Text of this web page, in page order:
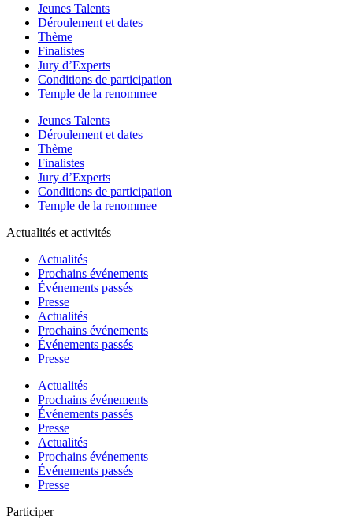
Jeunes Talents
Déroulement et dates
Thème
Finalistes
Jury d’Experts
Conditions de participation
Temple de la renommee
Jeunes Talents
Déroulement et dates
Thème
Finalistes
Jury d’Experts
Conditions de participation
Temple de la renommee
Actualités et activités
Actualités
Prochains événements
Événements passés
Presse
Actualités
Prochains événements
Événements passés
Presse
Actualités
Prochains événements
Événements passés
Presse
Actualités
Prochains événements
Événements passés
Presse
Participer